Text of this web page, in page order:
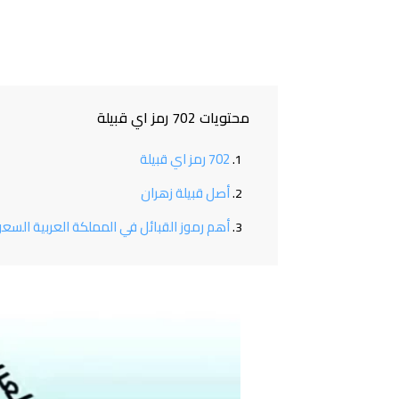
محتويات 702 رمز اي قبيلة
702 رمز اي قبيلة
أصل قبيلة زهران
أهم رموز القبائل في المملكة العربية